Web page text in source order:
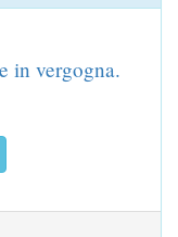
in vergogna.